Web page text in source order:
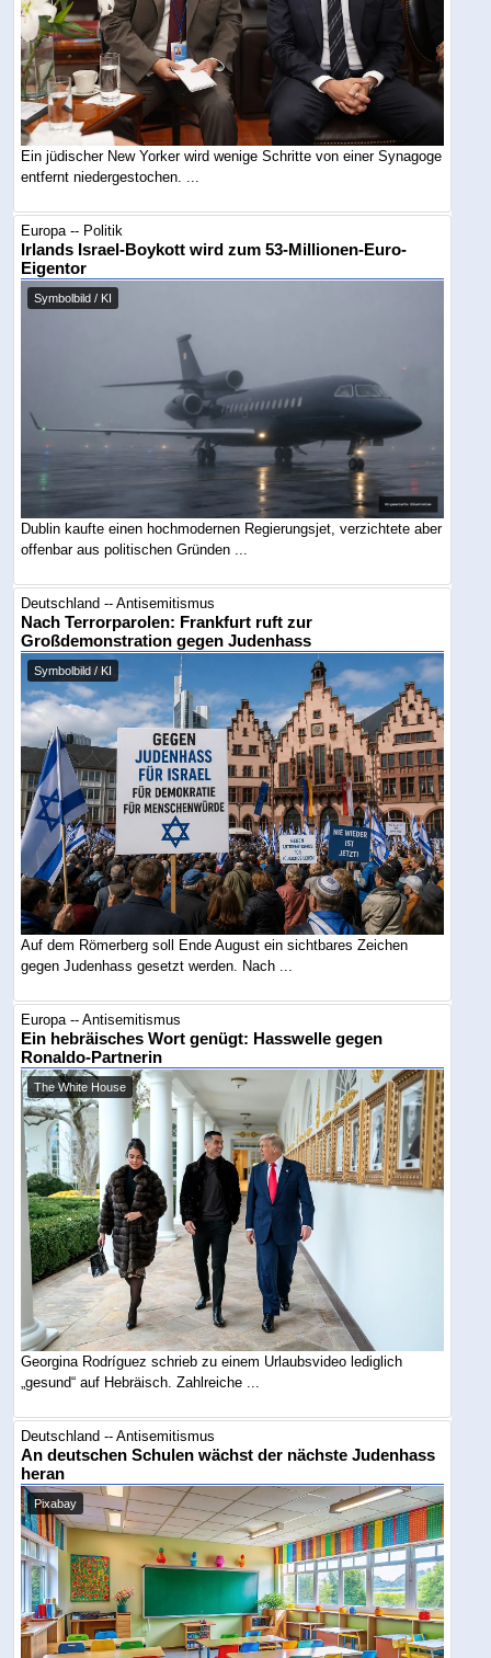
Ein jüdischer New Yorker wird wenige Schritte von einer Synagoge
entfernt niedergestochen. ...
Europa -- Politik
Irlands Israel-Boykott wird zum 53-Millionen-Euro-
Eigentor
Symbolbild / KI
Dublin kaufte einen hochmodernen Regierungsjet, verzichtete aber
offenbar aus politischen Gründen ...
Deutschland -- Antisemitismus
Nach Terrorparolen: Frankfurt ruft zur
Großdemonstration gegen Judenhass
Symbolbild / KI
Auf dem Römerberg soll Ende August ein sichtbares Zeichen
gegen Judenhass gesetzt werden. Nach ...
Europa -- Antisemitismus
Ein hebräisches Wort genügt: Hasswelle gegen
Ronaldo-Partnerin
The White House
Georgina Rodríguez schrieb zu einem Urlaubsvideo lediglich
„gesund“ auf Hebräisch. Zahlreiche ...
Deutschland -- Antisemitismus
An deutschen Schulen wächst der nächste Judenhass
heran
Pixabay